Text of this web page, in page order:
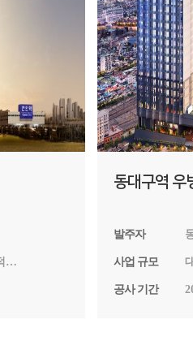
지상
동대구역 우
발주자
사업 규모
공사 기간